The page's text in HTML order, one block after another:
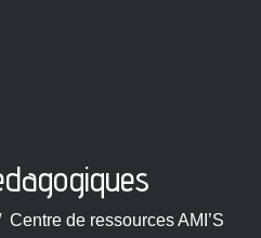
Centre de ressources AMI’S